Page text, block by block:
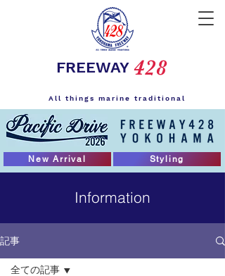
FREEWAY
All things marine traditional
428
New Arrival Styling
Information
記事
全ての記事